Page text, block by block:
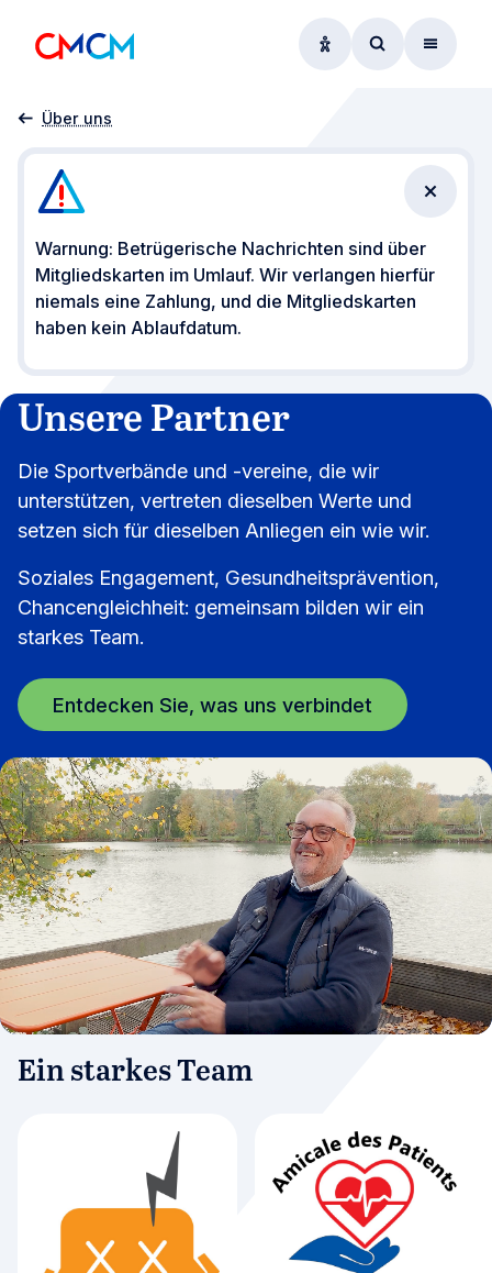
Optionen zur
Zum Menü
Startseite
Über uns
Unsere Partner
Warnung: Betrügerische Nachrichten sind über
Mitgliedskarten im Umlauf. Wir verlangen hierfür
niemals eine Zahlung, und die Mitgliedskarten
haben kein Ablaufdatum.
Unsere Partner
Die Sportverbände und -vereine, die wir
unterstützen, vertreten dieselben Werte und
setzen sich für dieselben Anliegen ein wie wir.
Soziales Engagement, Gesundheitsprävention,
Chancengleichheit: gemeinsam bilden wir ein
starkes Team.
Entdecken Sie, was uns verbindet
Ein starkes Team